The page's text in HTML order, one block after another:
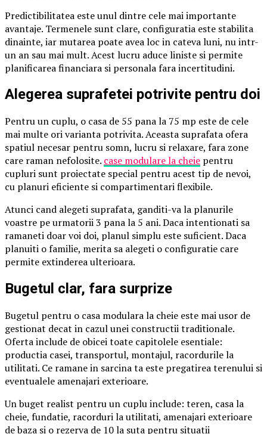
Predictibilitatea este unul dintre cele mai importante
avantaje. Termenele sunt clare, configuratia este stabilita
dinainte, iar mutarea poate avea loc in cateva luni, nu intr-
un an sau mai mult. Acest lucru aduce liniste si permite
planificarea financiara si personala fara incertitudini.
Alegerea suprafetei potrivite pentru doi
Pentru un cuplu, o casa de 55 pana la 75 mp este de cele
mai multe ori varianta potrivita. Aceasta suprafata ofera
spatiul necesar pentru somn, lucru si relaxare, fara zone
care raman nefolosite. case modulare la cheie pentru
cupluri sunt proiectate special pentru acest tip de nevoi,
cu planuri eficiente si compartimentari flexibile.
Atunci cand alegeti suprafata, ganditi-va la planurile
voastre pe urmatorii 3 pana la 5 ani. Daca intentionati sa
ramaneti doar voi doi, planul simplu este suficient. Daca
planuiti o familie, merita sa alegeti o configuratie care
permite extinderea ulterioara.
Bugetul clar, fara surprize
Bugetul pentru o casa modulara la cheie este mai usor de
gestionat decat in cazul unei constructii traditionale.
Oferta include de obicei toate capitolele esentiale:
productia casei, transportul, montajul, racordurile la
utilitati. Ce ramane in sarcina ta este pregatirea terenului si
eventualele amenajari exterioare.
Un buget realist pentru un cuplu include: teren, casa la
cheie, fundatie, racorduri la utilitati, amenajari exterioare
de baza si o rezerva de 10 la suta pentru situatii